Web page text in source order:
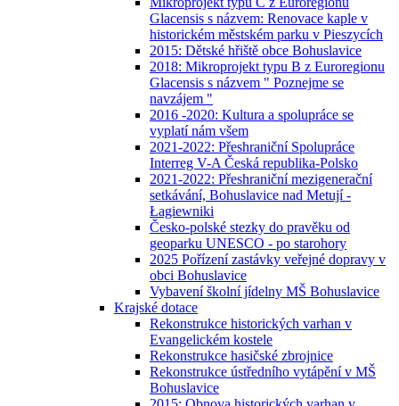
Glacensis s názvem: Renovace kaple v
historickém městském parku v Pieszycích
2015: Dětské hřiště obce Bohuslavice
2018: Mikroprojekt typu B z Euroregionu
Glacensis s názvem " Poznejme se
navzájem "
2016 -2020: Kultura a spolupráce se
vyplatí nám všem
2021-2022: Přeshraniční Spolupráce
Interreg V-A Česká republika-Polsko
2021-2022: Přeshraniční mezigenerační
setkávání, Bohuslavice nad Metují -
Łagiewniki
Česko-polské stezky do pravěku od
geoparku UNESCO - po starohory
2025 Pořízení zastávky veřejné dopravy v
obci Bohuslavice
Vybavení školní jídelny MŠ Bohuslavice
Krajské dotace
Rekonstrukce historických varhan v
Evangelickém kostele
Rekonstrukce hasičské zbrojnice
Rekonstrukce ústředního vytápění v MŠ
Bohuslavice